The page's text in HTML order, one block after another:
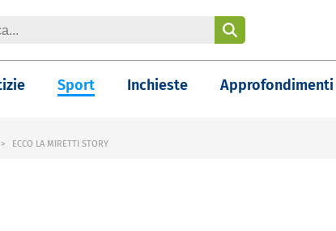
Sport Inchieste Approfondimenti
ECCO LA MIRETTI STORY